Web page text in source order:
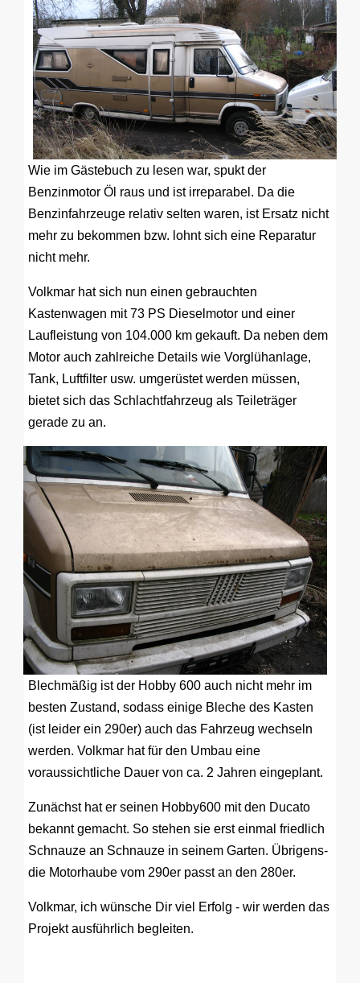
Wie im Gästebuch zu lesen war, spukt der
Benzinmotor Öl raus und ist irreparabel. Da die
Benzinfahrzeuge relativ selten waren, ist Ersatz nicht
mehr zu bekommen bzw. lohnt sich eine Reparatur
nicht mehr.
Volkmar hat sich nun einen gebrauchten
Kastenwagen mit 73 PS Dieselmotor und einer
Laufleistung von 104.000 km gekauft. Da neben dem
Motor auch zahlreiche Details wie Vorglühanlage,
Tank, Luftfilter usw. umgerüstet werden müssen,
bietet sich das Schlachtfahrzeug als Teileträger
gerade zu an.
Blechmäßig ist der Hobby 600 auch nicht mehr im
besten Zustand, sodass einige Bleche des Kasten
(ist leider ein 290er) auch das Fahrzeug wechseln
werden. Volkmar hat für den Umbau eine
voraussichtliche Dauer von ca. 2 Jahren eingeplant.
Zunächst hat er seinen Hobby600 mit den Ducato
bekannt gemacht. So stehen sie erst einmal friedlich
Schnauze an Schnauze in seinem Garten. Übrigens-
die Motorhaube vom 290er passt an den 280er.
Volkmar, ich wünsche Dir viel Erfolg - wir werden das
Projekt ausführlich begleiten.